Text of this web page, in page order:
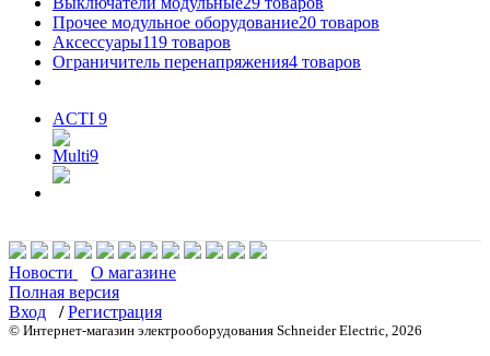
Прочее модульное оборудование20 товаров
Аксессуары119 товаров
Ограничитель перенапряжения4 товаров
ACTI 9
Multi9
Новости
О магазине
Полная версия
Вход
/ Регистрация
© Интернет-магазин электрооборудования Schneider Electric, 2026